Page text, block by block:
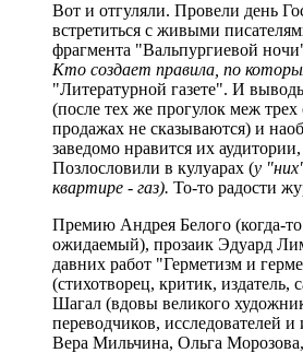
Вот и отгуляли. Провели день
встретиться с живыми
фрагмента "Вальпургиевой
Кто создает правила, по
"Литературной газете". И
(после тех же прогулок меж
продажах не сказываются) и
заведомо нравится их
Позлословили в кулуарах (у
квартире - газ). То-то радости
Премию Андрея Белого (когда-
ожидаемый), прозаик Эдуард
давних работ "Герметизм и
(стихотворец, критик,
Шагал (вдовы великого
переводчиков, исследователей
Вера Мильчина, Ольга